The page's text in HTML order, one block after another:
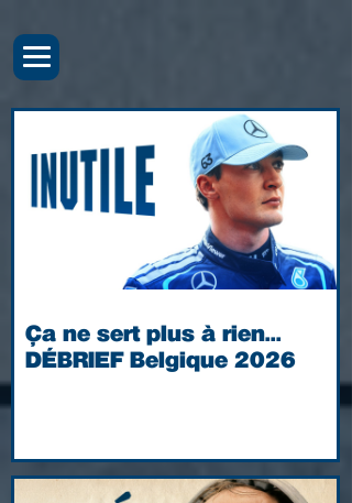
Ça ne sert plus à rien...
DÉBRIEF Belgique 2026